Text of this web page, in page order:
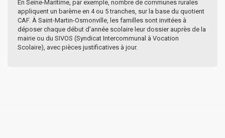
En Seine-Maritime, par exemple, nombre de communes rurales
appliquent un barème en 4 ou 5 tranches, sur la base du quotient
CAF. À Saint-Martin-Osmonville, les familles sont invitées à
déposer chaque début d’année scolaire leur dossier auprès de la
mairie ou du SIVOS (Syndicat Intercommunal à Vocation
Scolaire), avec pièces justificatives à jour.